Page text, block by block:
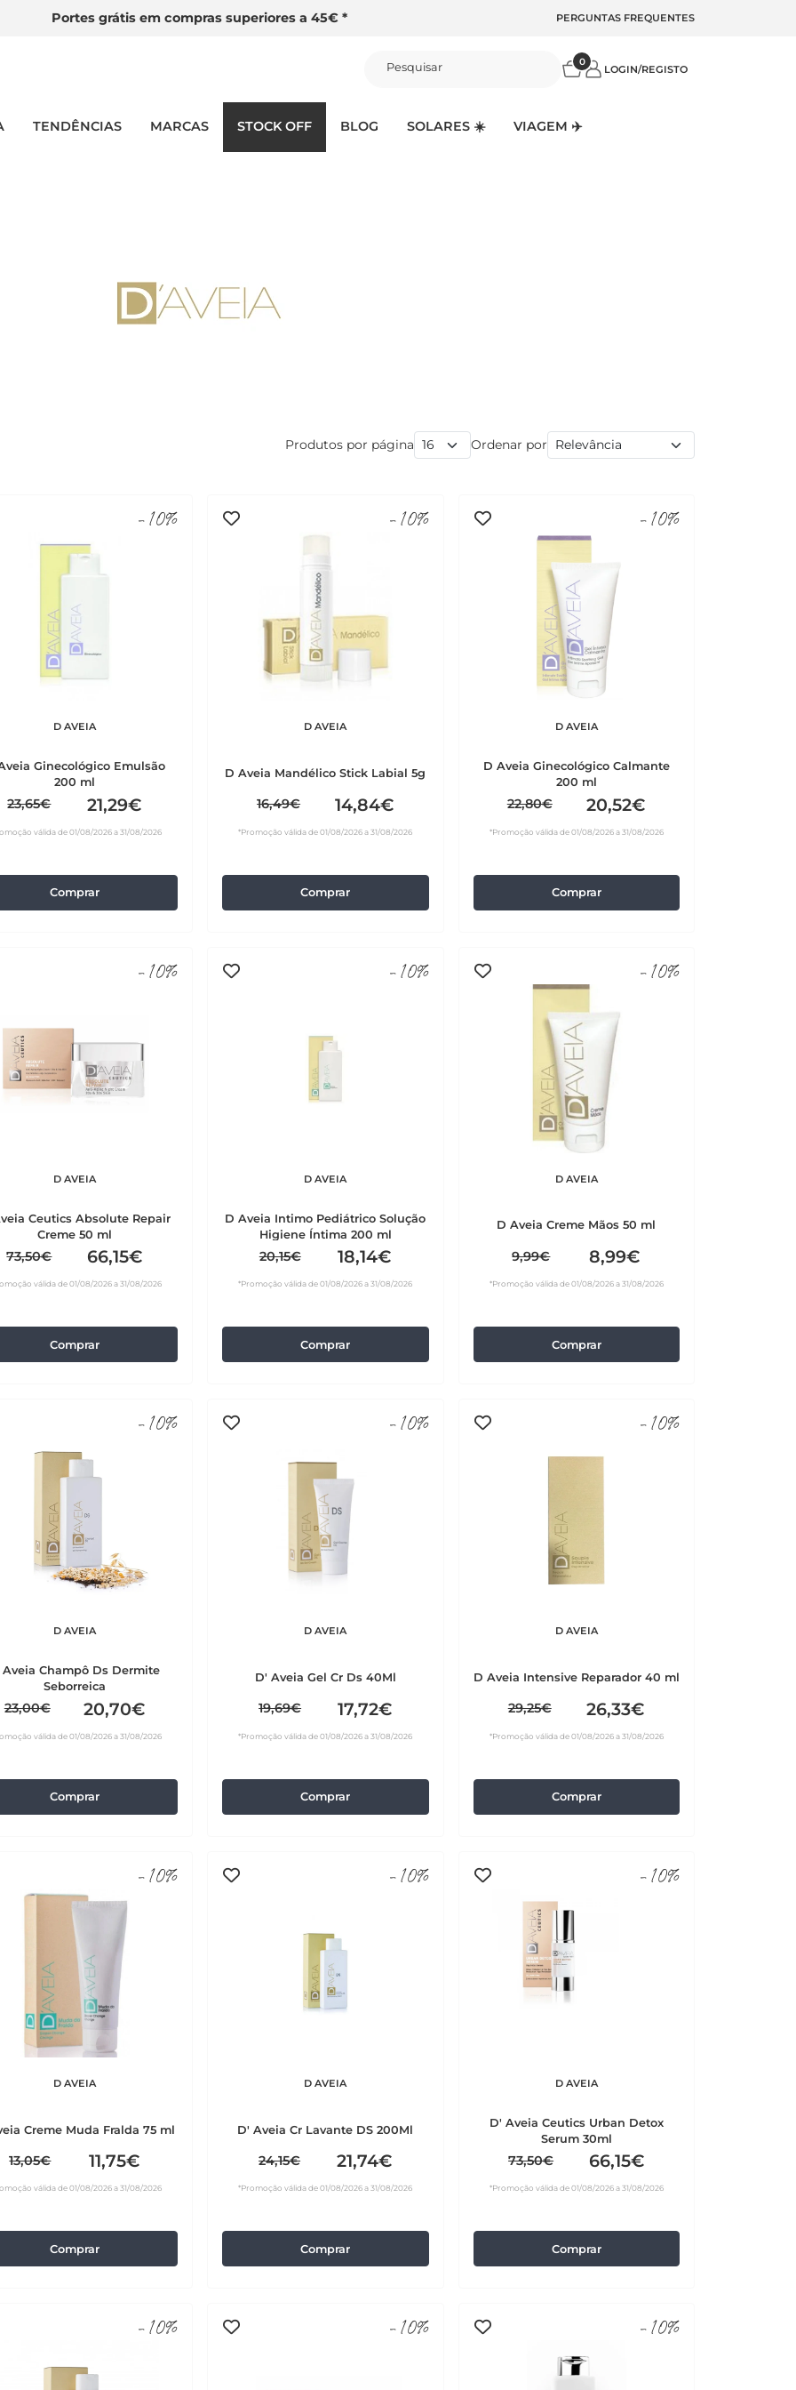
Portes grátis em compras superiores a 45€ * PERGUNTAS FREQUENTES
Pesquisar 0
LOGIN/REGISTO
TENDÊNCIAS MARCAS STOCK OFF BLOG SOLARES ☀️ VIAGEM ✈️
Produtos por página Ordenar por
-10%
D AVEIA
Ginecológico Emulsão
200 ml
23,65€ 21,29€
válida de 01/08/2026 a 31/08/2026
Comprar
-10%
D AVEIA
D Aveia Mandélico Stick Labial 5g
16,49€ 14,84€
*Promoção válida de 01/08/2026 a 31/08/2026
Comprar
-10%
D AVEIA
D Aveia Ginecológico Calmante
200 ml
22,80€ 20,52€
*Promoção válida de 01/08/2026 a 31/08/2026
Comprar
-10%
D AVEIA
Ceutics Absolute Repair
Creme 50 ml
73,50€ 66,15€
válida de 01/08/2026 a 31/08/2026
Comprar
-10%
D AVEIA
D Aveia Intimo Pediátrico Solução
Higiene Íntima 200 ml
20,15€ 18,14€
*Promoção válida de 01/08/2026 a 31/08/2026
Comprar
-10%
D AVEIA
D Aveia Creme Mãos 50 ml
9,99€ 8,99€
*Promoção válida de 01/08/2026 a 31/08/2026
Comprar
-10%
D AVEIA
Aveia Champô Ds Dermite
Seborreica
23,00€ 20,70€
válida de 01/08/2026 a 31/08/2026
Comprar
-10%
D AVEIA
D' Aveia Gel Cr Ds 40Ml
19,69€ 17,72€
*Promoção válida de 01/08/2026 a 31/08/2026
Comprar
-10%
D AVEIA
D Aveia Intensive Reparador 40 ml
29,25€ 26,33€
*Promoção válida de 01/08/2026 a 31/08/2026
Comprar
-10%
D AVEIA
Creme Muda Fralda 75 ml
13,05€ 11,75€
válida de 01/08/2026 a 31/08/2026
Comprar
-10%
D AVEIA
D' Aveia Cr Lavante DS 200Ml
24,15€ 21,74€
*Promoção válida de 01/08/2026 a 31/08/2026
Comprar
-10%
D AVEIA
D' Aveia Ceutics Urban Detox
Serum 30ml
73,50€ 66,15€
*Promoção válida de 01/08/2026 a 31/08/2026
Comprar
-10% -10% -10%